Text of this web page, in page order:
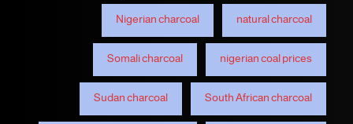
natural charcoal
Nigerian charcoal
nigerian coal prices
Somali charcoal
South African charcoal
Sudan charcoal